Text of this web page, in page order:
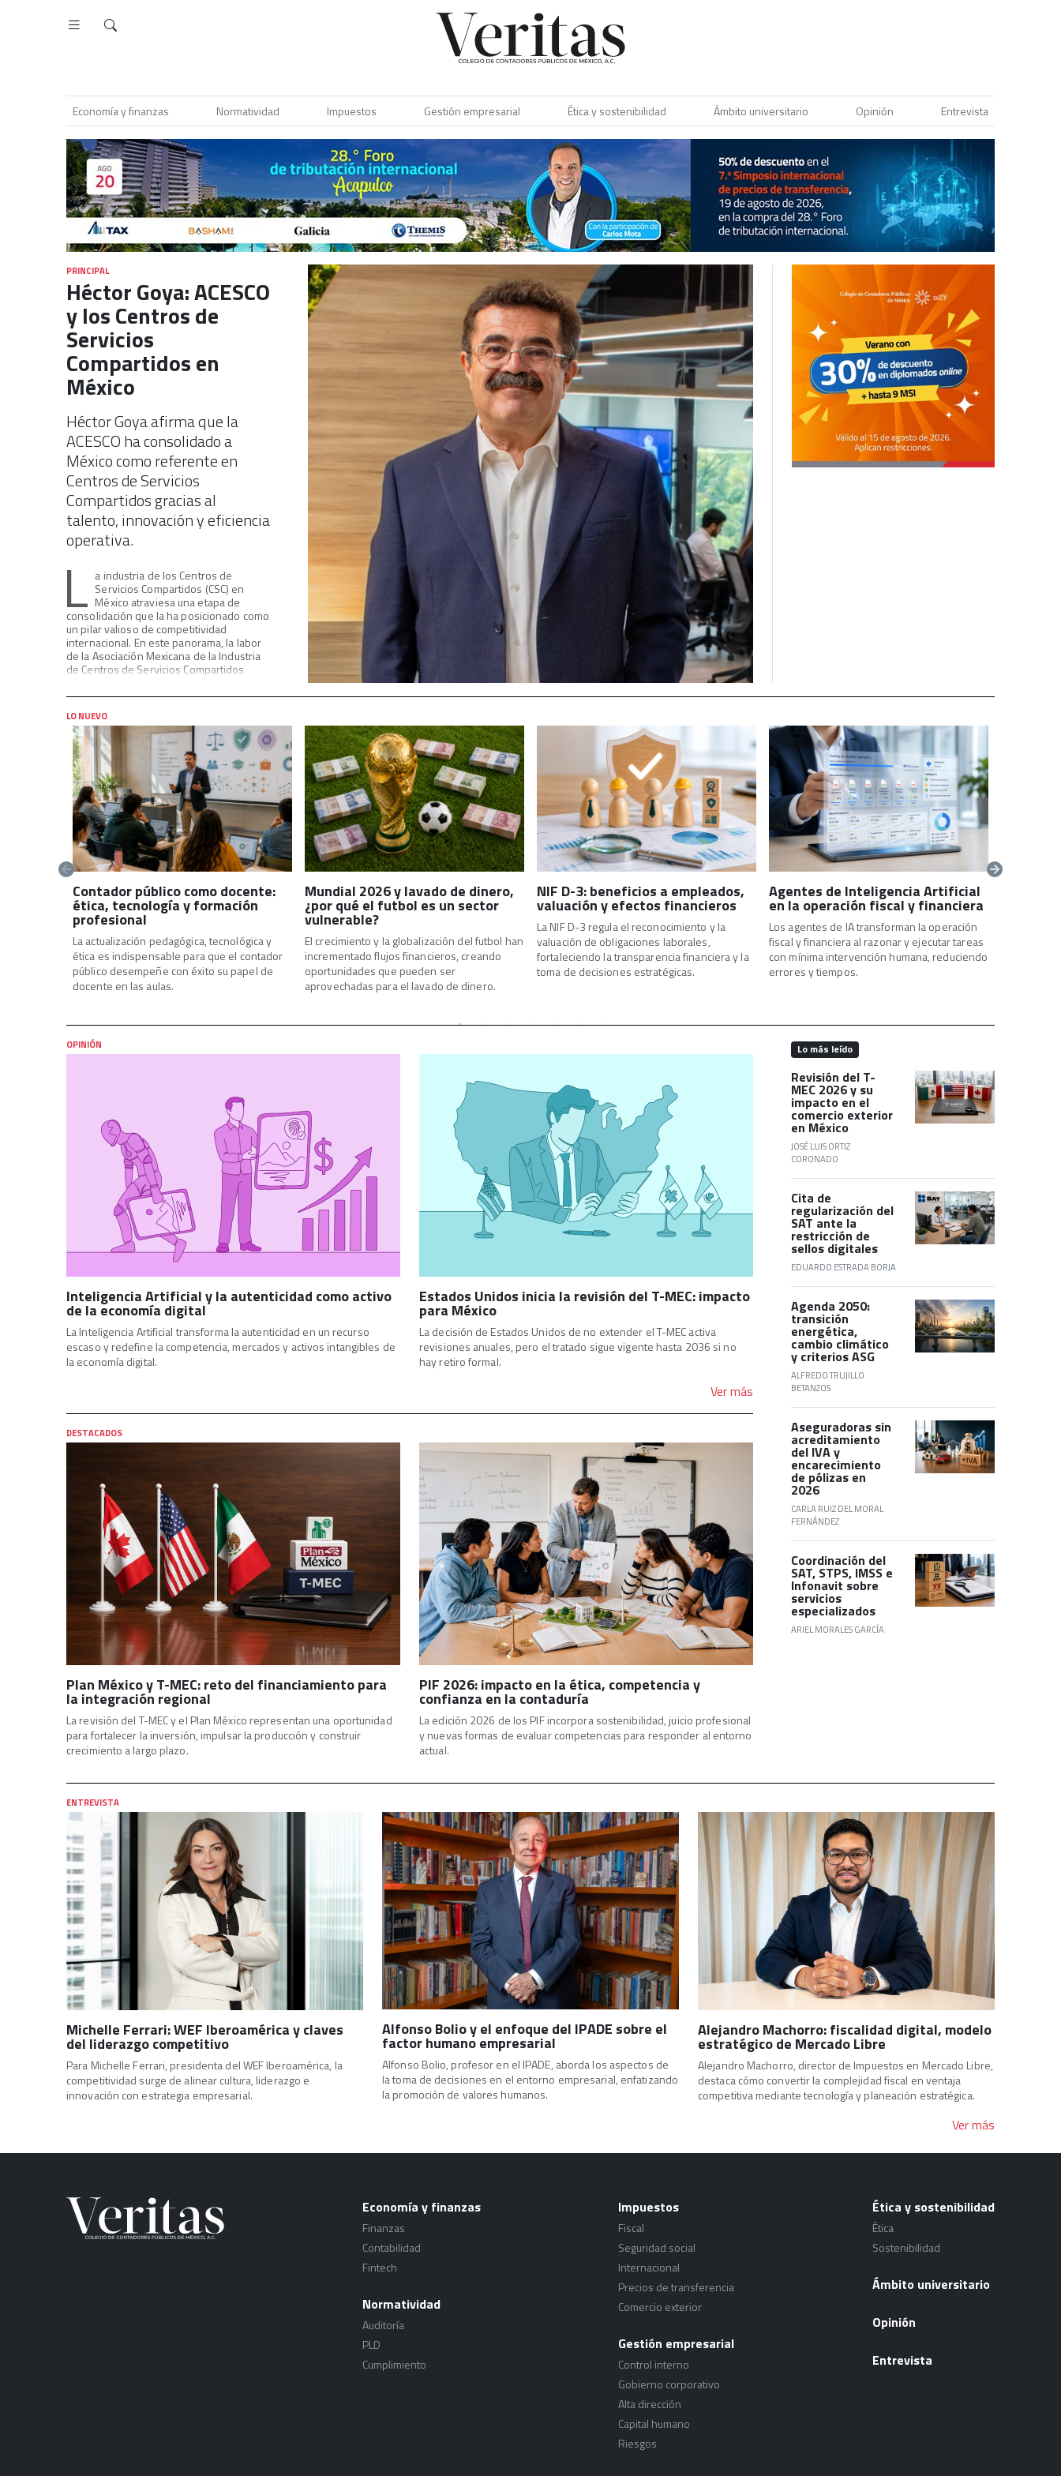
Economía y finanzas Normatividad Impuestos Gestión empresarial Ética y sostenibilidad Ámbito universitario Opinión Entrevista
PRINCIPAL
Héctor Goya: ACESCO
y los Centros de
Servicios
Compartidos en
México
Héctor Goya afirma que la
ACESCO ha consolidado a
México como referente en
Centros de Servicios
Compartidos gracias al
talento, innovación y eficiencia
operativa.
L a industria de los Centros de
Servicios Compartidos (CSC) en
México atraviesa una etapa de
consolidación que la ha posicionado como
un pilar valioso de competitividad
internacional. En este panorama, la labor
de la Asociación Mexicana de la Industria
de Centros de Servicios Compartidos
congregar una comunidad que comparte
conocimientos, eleva estándares y
posiciona al país como un destino
estratégico para realizar operaciones
globales.
LO NUEVO
Contador público como docente:
ética, tecnología y formación
profesional
La actualización pedagógica, tecnológica y
ética es indispensable para que el contador
público desempeñe con éxito su papel de
docente en las aulas.
Mundial 2026 y lavado de dinero,
¿por qué el futbol es un sector
vulnerable?
El crecimiento y la globalización del futbol han
incrementado flujos financieros, creando
oportunidades que pueden ser
aprovechadas para el lavado de dinero.
NIF D-3: beneficios a empleados,
valuación y efectos financieros
La NIF D-3 regula el reconocimiento y la
valuación de obligaciones laborales,
fortaleciendo la transparencia financiera y la
toma de decisiones estratégicas.
Agentes de Inteligencia Artificial
en la operación fiscal y financiera
Los agentes de IA transforman la operación
fiscal y financiera al razonar y ejecutar tareas
con mínima intervención humana, reduciendo
errores y tiempos.
OPINIÓN
Inteligencia Artificial y la autenticidad como activo
de la economía digital
La Inteligencia Artificial transforma la autenticidad en un recurso
escaso y redefine la competencia, mercados y activos intangibles de
la economía digital.
Estados Unidos inicia la revisión del T-MEC: impacto
para México
La decisión de Estados Unidos de no extender el T-MEC activa
revisiones anuales, pero el tratado sigue vigente hasta 2036 si no
hay retiro formal.
Ver más
DESTACADOS
Plan México y T-MEC: reto del financiamiento para
la integración regional
La revisión del T-MEC y el Plan México representan una oportunidad
para fortalecer la inversión, impulsar la producción y construir
crecimiento a largo plazo.
PIF 2026: impacto en la ética, competencia y
confianza en la contaduría
La edición 2026 de los PIF incorpora sostenibilidad, juicio profesional
y nuevas formas de evaluar competencias para responder al entorno
actual.
Lo más leído
Revisión del T-
MEC 2026 y su
impacto en el
comercio exterior
en México
JOSÉ LUIS ORTIZ
CORONADO
Cita de
regularización del
SAT ante la
restricción de
sellos digitales
EDUARDO ESTRADA BORJA
Agenda 2050:
transición
energética,
cambio climático
y criterios ASG
ALFREDO TRUJILLO
BETANZOS
Aseguradoras sin
acreditamiento
del IVA y
encarecimiento
de pólizas en
2026
CARLA RUIZ DEL MORAL
FERNÁNDEZ
Coordinación del
SAT, STPS, IMSS e
Infonavit sobre
servicios
especializados
ARIEL MORALES GARCÍA
ENTREVISTA
Michelle Ferrari: WEF Iberoamérica y claves
del liderazgo competitivo
Para Michelle Ferrari, presidenta del WEF Iberoamérica, la
competitividad surge de alinear cultura, liderazgo e
innovación con estrategia empresarial.
Alfonso Bolio y el enfoque del IPADE sobre el
factor humano empresarial
Alfonso Bolio, profesor en el IPADE, aborda los aspectos de
la toma de decisiones en el entorno empresarial, enfatizando
la promoción de valores humanos.
Alejandro Machorro: fiscalidad digital, modelo
estratégico de Mercado Libre
Alejandro Machorro, director de Impuestos en Mercado Libre,
destaca cómo convertir la complejidad fiscal en ventaja
competitiva mediante tecnología y planeación estratégica.
Ver más
Economía y finanzas
Finanzas
Contabilidad
Fintech
Normatividad
Auditoría
PLD
Cumplimiento
Impuestos
Fiscal
Seguridad social
Internacional
Precios de transferencia
Comercio exterior
Gestión empresarial
Control interno
Gobierno corporativo
Alta dirección
Capital humano
Riesgos
Ética y sostenibilidad
Ética
Sostenibilidad
Ámbito universitario
Opinión
Entrevista